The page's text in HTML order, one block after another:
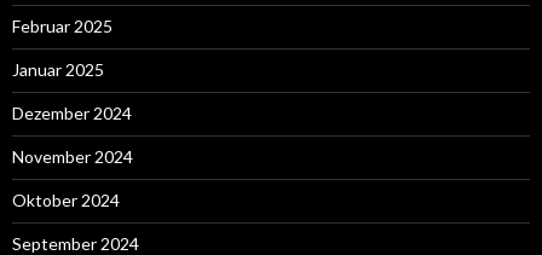
Februar 2025
Januar 2025
Dezember 2024
November 2024
Oktober 2024
September 2024